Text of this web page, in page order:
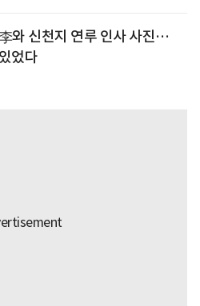
와 신천지 연루 인사 사진…
었다